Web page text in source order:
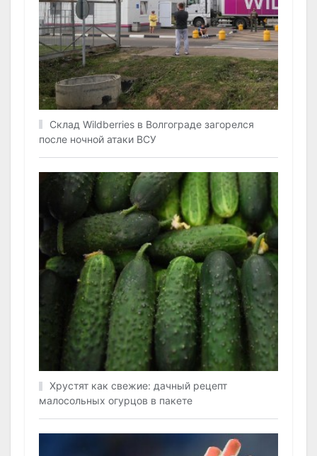
Склад Wildberries в Волгограде загорелся
после ночной атаки ВСУ
Хрустят как свежие: дачный рецепт
малосольных огурцов в пакете